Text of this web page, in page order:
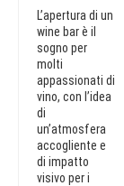
L’apertura di un
wine bar è il
sogno per
molti
appassionati di
vino, con l’idea
di
un’atmosfera
accogliente e
di impatto
visivo per i